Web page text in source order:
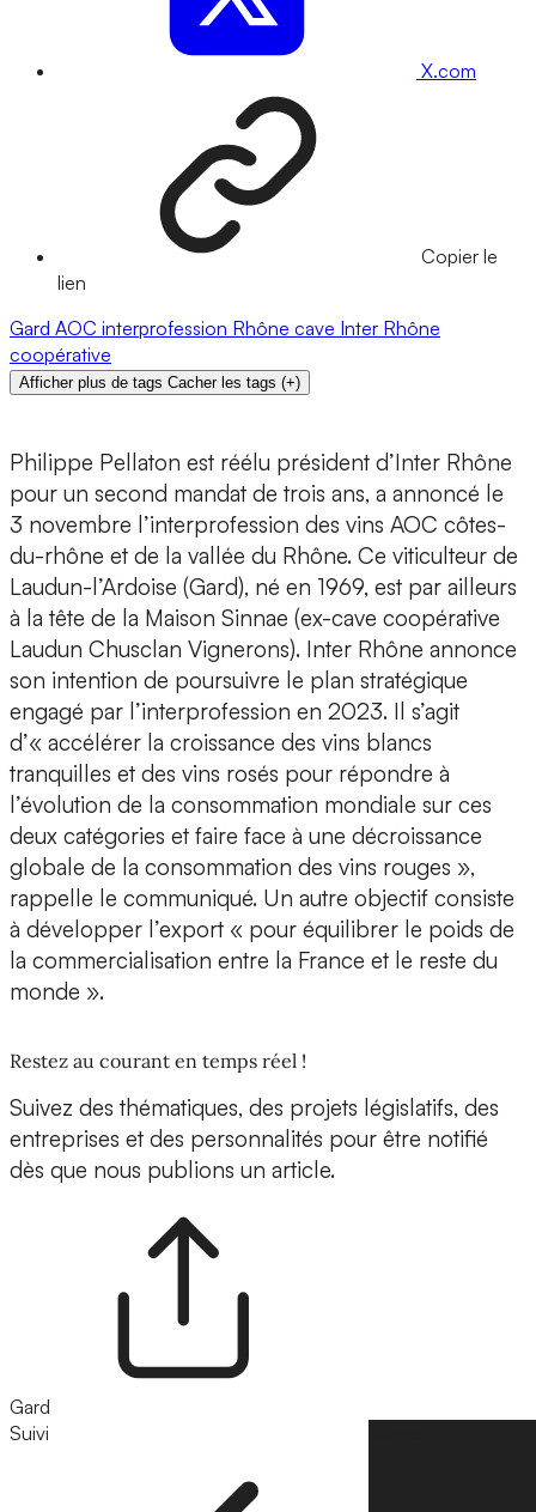
X.com
Copier le
lien
Gard AOC interprofession Rhône cave Inter Rhône
coopérative
Afficher plus de tags Cacher les tags (+)
Philippe Pellaton est réélu président d’Inter Rhône
pour un second mandat de trois ans, a annoncé le
3 novembre l’interprofession des vins AOC côtes-
du-rhône et de la vallée du Rhône. Ce viticulteur de
Laudun-l’Ardoise (Gard), né en 1969, est par ailleurs
à la tête de la Maison Sinnae (ex-cave coopérative
Laudun Chusclan Vignerons). Inter Rhône annonce
son intention de poursuivre le plan stratégique
engagé par l’interprofession en 2023. Il s’agit
d’« accélérer la croissance des vins blancs
tranquilles et des vins rosés pour répondre à
l’évolution de la consommation mondiale sur ces
deux catégories et faire face à une décroissance
globale de la consommation des vins rouges »,
rappelle le communiqué. Un autre objectif consiste
à développer l’export « pour équilibrer le poids de
la commercialisation entre la France et le reste du
monde ».
Restez au courant en temps réel !
Suivez des thématiques, des projets législatifs, des
entreprises et des personnalités pour être notifié
dès que nous publions un article.
Gard
Suivi